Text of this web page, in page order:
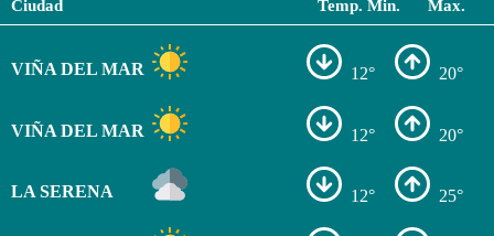
Ciudad Temp. Min.
Max.
VIÑA DEL MAR 12° 20°
VIÑA DEL MAR 12° 20°
LA SERENA 12° 25°